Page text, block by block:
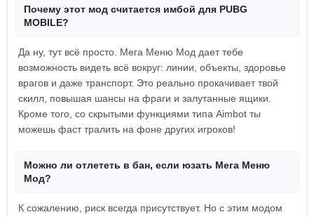
Почему этот мод считается имбой для PUBG
MOBILE?
Да ну, тут всё просто. Мега Меню Мод дает тебе
возможность видеть всё вокруг: линии, объекты, здоровье
врагов и даже транспорт. Это реально прокачивает твой
скилл, повышая шансы на фраги и залутанные ящики.
Кроме того, со скрытыми функциями типа Aimbot ты
можешь фаст тралить на фоне других игроков!
Можно ли отлететь в бан, если юзать Мега Меню
Мод?
К сожалению, риск всегда присутствует. Но с этим модом